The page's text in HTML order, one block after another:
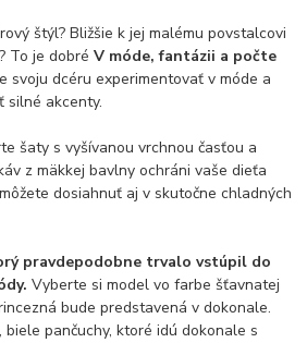
štýl? Bližšie k jej malému povstalcovi
To je dobréV móde, fantázii a počte
svoju dcéru experimentovať v móde a
silné akcenty.
šaty s vyšívanou vrchnou časťou a
z mäkkej bavlny ochráni vaše dieťa
dosiahnuť aj v skutočne chladných
pravdepodobne trvalo vstúpil do
Vyberte si model vo farbe šťavnatej
bude predstavená v dokonale.
pančuchy, ktoré idú dokonale s